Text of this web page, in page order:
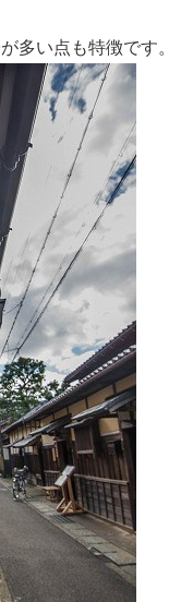
多い点も特徴です。